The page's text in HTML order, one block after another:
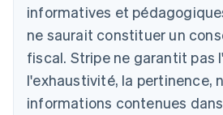
informatives et
ne saurait constituer un
fiscal. Stripe ne garantit pas
l'exhaustivité, la pertinence,
informations contenues
English
Autriche
Deutsch English
Belgique
NederlandsFrançaisDeutschEnglish
Brésil